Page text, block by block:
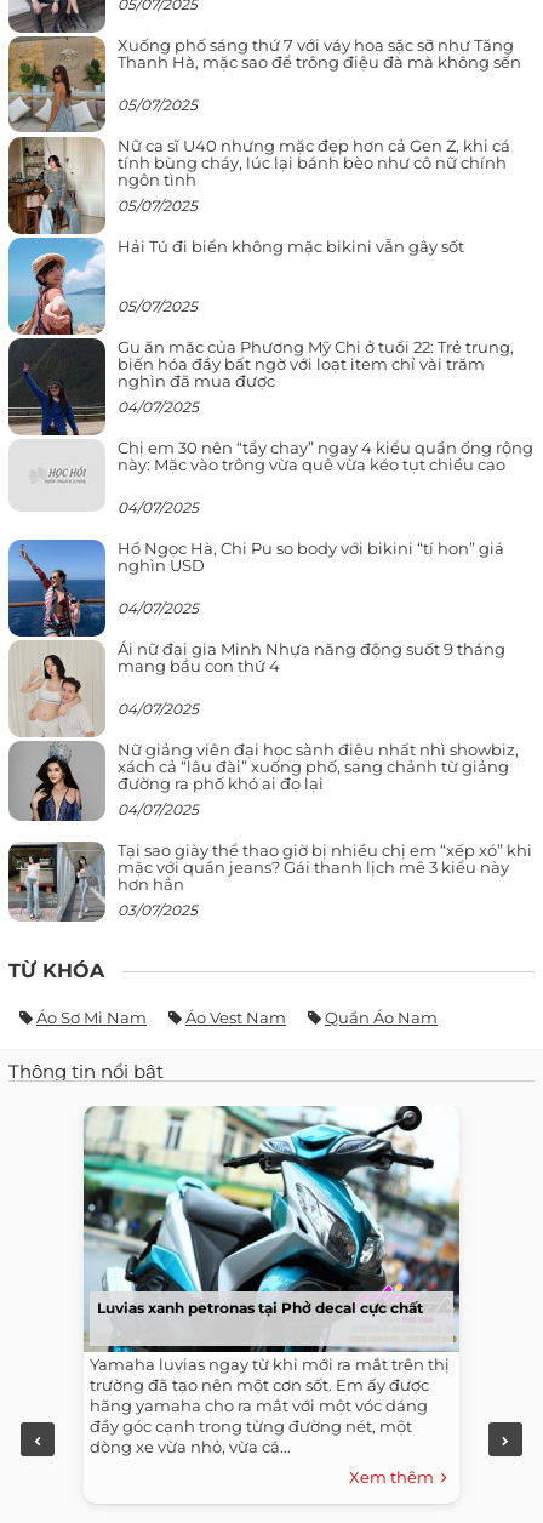
05/07/2025
Xuống phố sáng thứ 7 với váy hoa sặc sỡ như Tăng
Thanh Hà, mặc sao để trông điệu đà mà không sến
05/07/2025
Nữ ca sĩ U40 nhưng mặc đẹp hơn cả Gen Z, khi cá
tính bùng cháy, lúc lại bánh bèo như cô nữ chính
ngôn tình
05/07/2025
Hải Tú đi biển không mặc bikini vẫn gây sốt
05/07/2025
Gu ăn mặc của Phương Mỹ Chi ở tuổi 22: Trẻ trung,
biến hóa đầy bất ngờ với loạt item chỉ vài trăm
nghìn đã mua được
04/07/2025
Chị em 30 nên “tẩy chay” ngay 4 kiểu quần ống rộng
này: Mặc vào trông vừa quê vừa kéo tụt chiều cao
04/07/2025
Hồ Ngọc Hà, Chi Pu so body với bikini “tí hon” giá
nghìn USD
04/07/2025
Ái nữ đại gia Minh Nhựa năng động suốt 9 tháng
mang bầu con thứ 4
04/07/2025
Nữ giảng viên đại học sành điệu nhất nhì showbiz,
xách cả “lâu đài” xuống phố, sang chảnh từ giảng
đường ra phố khó ai đọ lại
04/07/2025
Tại sao giày thể thao giờ bị nhiều chị em “xếp xó” khi
mặc với quần jeans? Gái thanh lịch mê 3 kiểu này
hơn hẳn
03/07/2025
TỪ KHÓA
Áo Sơ Mi Nam Áo Vest Nam Quần Áo Nam
Thông tin nổi bật
Luvias xanh petronas tại Phở decal cực chất
Yamaha luvias ngay từ khi mới ra mắt trên thị
trường đã tạo nên một cơn sốt. Em ấy được
hãng yamaha cho ra mắt với một vóc dáng
đầy góc cạnh trong từng đường nét, một
dòng xe vừa nhỏ, vừa cá...
Xem thêm